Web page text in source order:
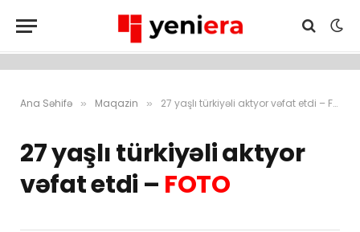
Ana Səhifə » Maqazin » 27 yaşlı türkiyəli aktyor vəfat etdi – FOTO
27 yaşlı türkiyəli aktyor
vəfat etdi – FOTO